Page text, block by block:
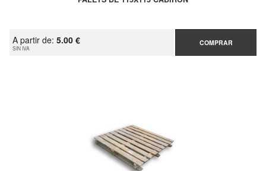
A partir de: 5.00 €
SIN IVA
COMPRAR